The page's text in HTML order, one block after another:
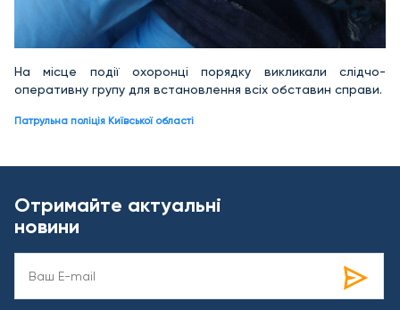
На місце події охоронці порядку викликали слідчо-
оперативну групу для встановлення всіх обставин справи.
Патрульна поліція Київської області
Отримайте актуальні
новини